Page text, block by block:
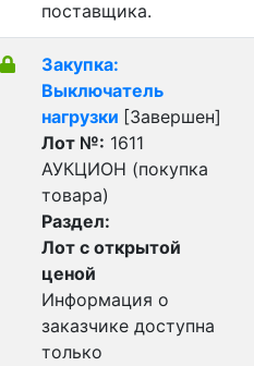
поставщика.
Закупка:
Выключатель
нагрузки [Завершен]
Лот №: 1611
АУКЦИОН (покупка
товара)
Раздел:
Лот с открытой
ценой
Информация о
заказчике доступна
только